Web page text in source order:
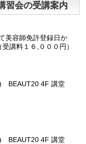
習会の受講案内
美容師免許登録日か
講料１６,０００円）
) BEAUT20 4F 講堂
) BEAUT20 4F 講堂